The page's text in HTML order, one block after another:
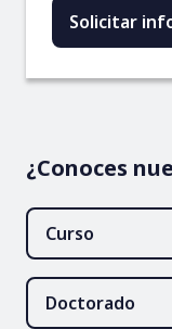
¿Conoces
Curso
Doctorado